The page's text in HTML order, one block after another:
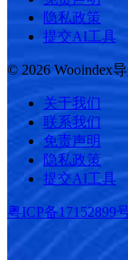
隐私政策
提交AI工具
© 2026 Wooindex
关于我们
联系我们
免责声明
隐私政策
提交AI工具
粤ICP备17152899